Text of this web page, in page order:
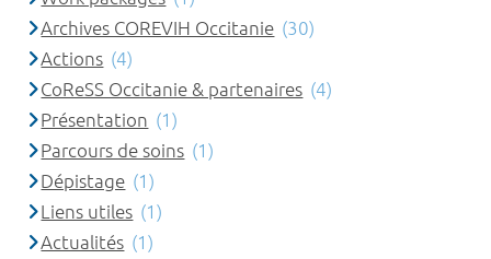
Archives COREVIH Occitanie (30)
Actions (4)
CoReSS Occitanie & partenaires (4)
Présentation (1)
Parcours de soins (1)
Dépistage (1)
Liens utiles (1)
Actualités (1)